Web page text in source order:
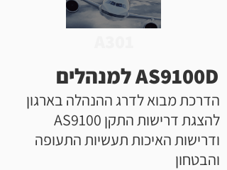
AS9100D למנהלים
הדרכת מבוא לדרג ההנהלה בארגון
להצגת דרישות התקן AS9100
ודרישות האיכות תעשיות התעופה
והבטחון